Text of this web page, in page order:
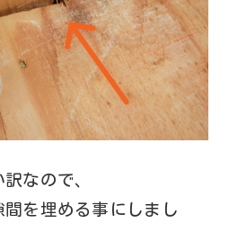
なので、
を埋める事にしまし